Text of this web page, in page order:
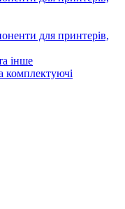
інше
комплектуючі